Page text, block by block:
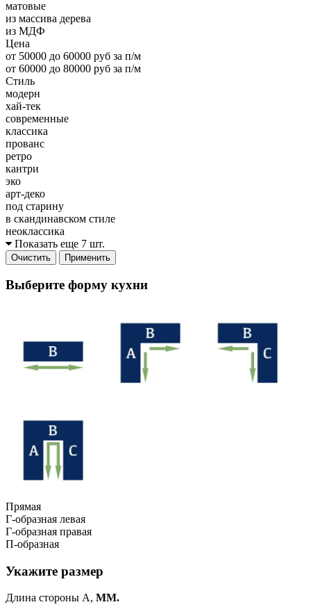
матовые
из массива дерева
из МДФ
Цена
от 50000 до 60000 руб за п/м
от 60000 до 80000 руб за п/м
Стиль
модерн
хай-тек
современные
классика
прованс
ретро
кантри
эко
арт-деко
под старину
в скандинавском стиле
неоклассика
Показать еще 7 шт.
Очистить Применить
Выберите форму кухни
Прямая
Г-образная левая
Г-образная правая
П-образная
Укажите размер
Длина стороны A, ММ.